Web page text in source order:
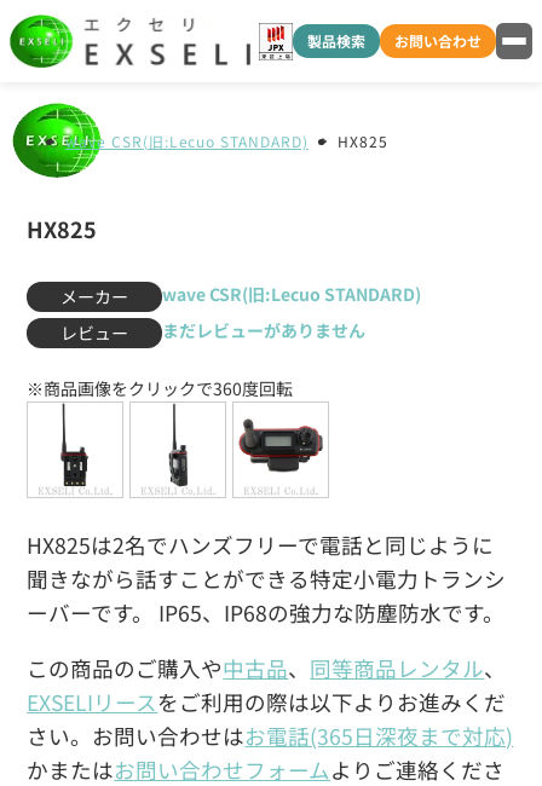
製品検索 お問い合わせ
wave CSR(旧:Lecuo STANDARD) HX825
HX825
メーカー
wave CSR(旧:Lecuo STANDARD)
レビュー
まだレビューがありません
HX825は2名でハンズフリーで電話と同じように
聞きながら話すことができる特定小電力トランシ
ーバーです。 IP65、IP68の強力な防塵防水です。
この商品のご購入や中古品、 同等商品レンタル、
EXSELIリース をご利用の際は以下よりお進みくだ
さい。お問い合わせはお電話(365日深夜まで対応)
かまたはお問い合わせフォームよりご連絡くださ
※商品画像をクリックで360度回転